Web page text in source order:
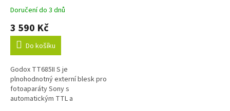
Průměrné
produktu
5,0
5
hvězdiček.
Doručení do 3 dnů
3 590 Kč
Do košíku
Godox TT685II S je
plnohodnotný externí blesk pro
fotoaparáty Sony s
automatickým TTL a